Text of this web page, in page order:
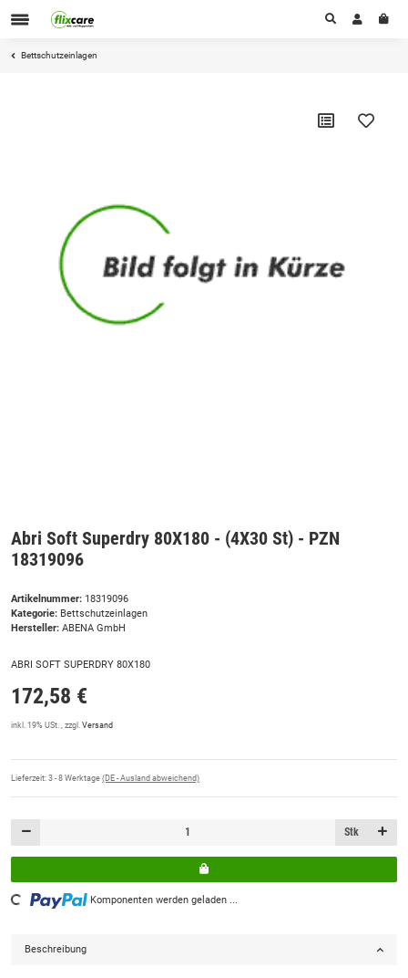
Bettschutzeinlagen
Abri Soft Superdry 80X180 - (4X30 St) - PZN
18319096
Artikelnummer: 18319096
Kategorie: Bettschutzeinlagen
Hersteller: ABENA GmbH
ABRI SOFT SUPERDRY 80X180
172,58 €
inkl. 19% USt. , zzgl. Versand
Lieferzeit: 3 - 8 Werktage (DE - Ausland abweichend)
Stk
Loading... Komponenten werden geladen ...
Beschreibung